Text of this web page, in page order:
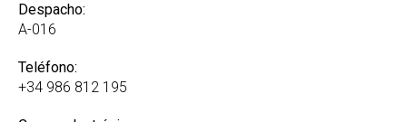
Despacho:
A-016
Teléfono:
+34 986 812 195